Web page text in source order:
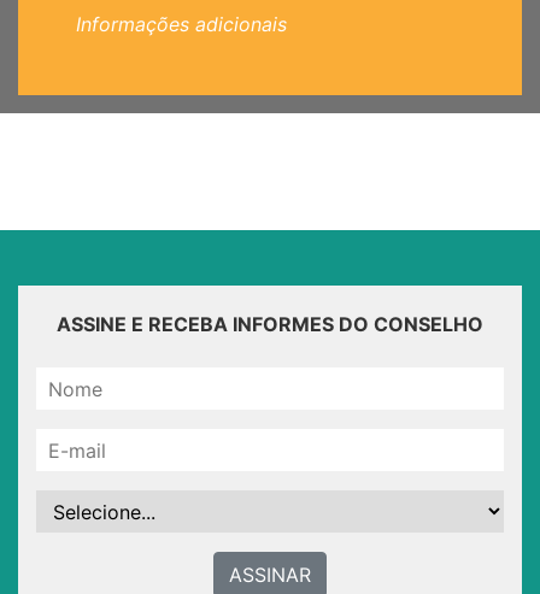
Informações adicionais
ASSINE E RECEBA INFORMES DO CONSELHO
ASSINAR